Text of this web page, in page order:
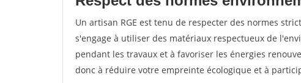
Un artisan RGE est tenu de respecter des normes
s'engage à utiliser des matériaux respectueux de
pendant les travaux et à favoriser les énergies
donc à réduire votre empreinte écologique et à